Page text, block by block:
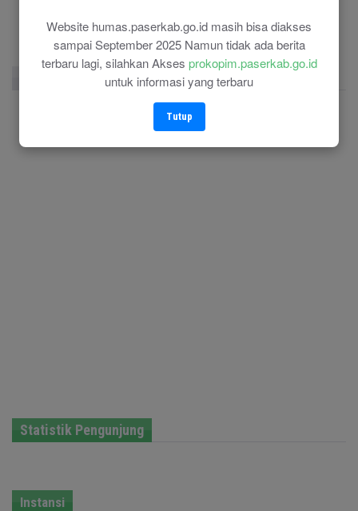
Website humas.paserkab.go.id masih bisa diakses
sampai September 2025 Namun tidak ada berita
terbaru lagi, silahkan Akses prokopim.paserkab.go.id
untuk informasi yang terbaru
Tutup
Facebook Page Twitter Instagram
Statistik Pengunjung
Instansi